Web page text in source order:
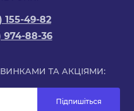
155-49-82
974-88-36
ТА АКЦІЯМИ:
Підпишіться